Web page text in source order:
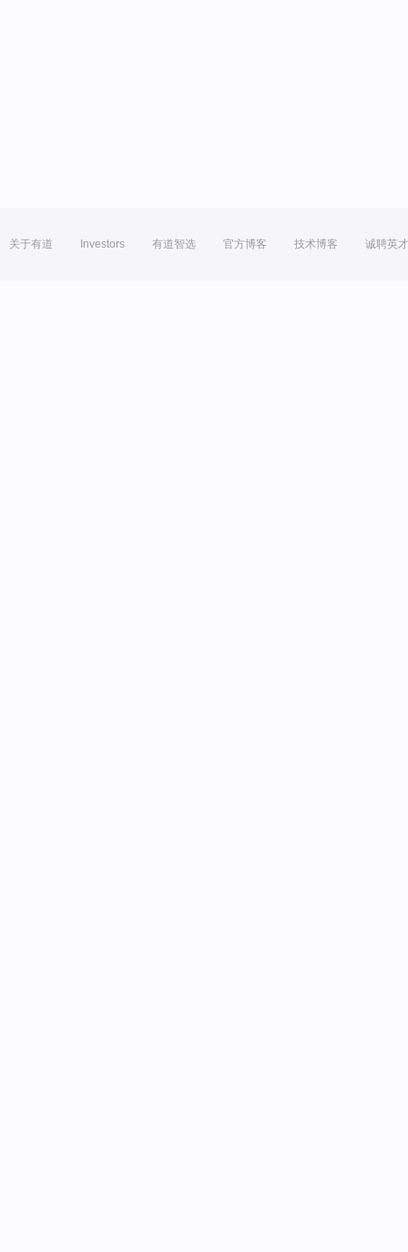
关于有道 Investors 有道智选 官方博客 技术博客 诚聘英才